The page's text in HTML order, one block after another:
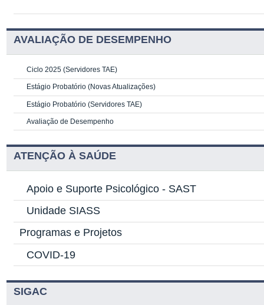
AVALIAÇÃO DE DESEMPENHO
Ciclo 2025 (Servidores TAE)
Estágio Probatório (Novas Atualizações)
Estágio Probatório (Servidores TAE)
Avaliação de Desempenho
ATENÇÃO À SAÚDE
Apoio e Suporte Psicológico - SAST
Unidade SIASS
Programas e Projetos
COVID-19
SIGAC